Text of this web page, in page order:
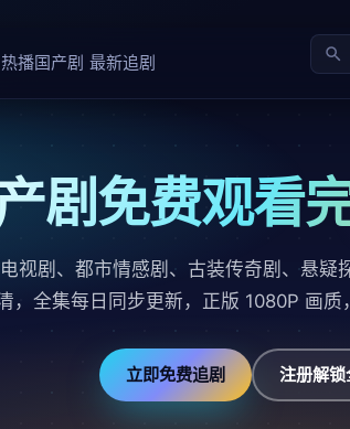
热播国产剧 最新追剧
剧免费观看
视剧、都市情感剧、古装传奇剧、悬疑
，全集每日同步更新，正版 1080P 画质
立即免费追剧 注册解锁